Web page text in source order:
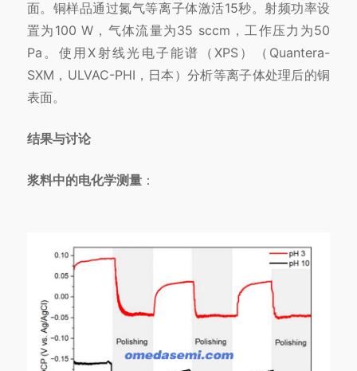
面。铜样品通过氮气等离子体激活15秒。射频功率设
置为100 W，气体流量为35 sccm，工作压力为50
Pa。使用X射线光电子能谱（XPS）（Quantera-
SXM，ULVAC-PHI，日本）分析等离子体处理后的铜
表面。
结果与讨论
浆料中的电化学测量：